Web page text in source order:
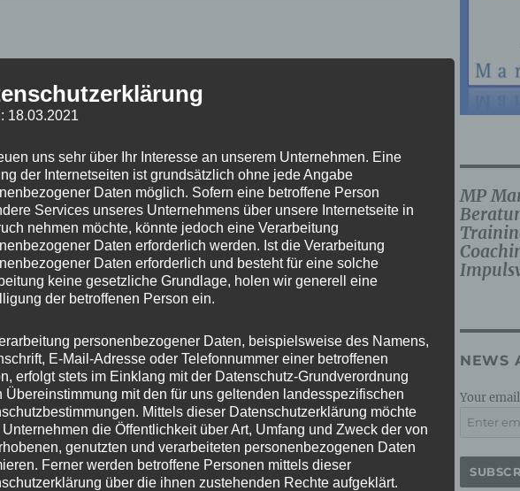
MP
NEWS
Your
18.03.2021
uns sehr über Ihr Interesse an unserem Unternehmen. Eine
der Internetseiten ist grundsätzlich ohne jede Angabe
Daten möglich. Sofern eine betroffene Person
Services unseres Unternehmens über unsere Internetseite in
nehmen möchte, könnte jedoch eine Verarbeitung
Daten erforderlich werden. Ist die Verarbeitung
Daten erforderlich und besteht für eine solche
keine gesetzliche Grundlage, holen wir generell eine
der betroffenen Person ein.
personenbezogener Daten, beispielsweise des Namens,
E-Mail-Adresse oder Telefonnummer einer betroffenen
erfolgt stets im Einklang mit der Datenschutz-Grundverordnung
Übereinstimmung mit den für uns geltenden landesspezifischen
Mittels dieser Datenschutzerklärung möchte
Unternehmen die Öffentlichkeit über Art, Umfang und Zweck der von
genutzten und verarbeiteten personenbezogenen Daten
Ferner werden betroffene Personen mittels dieser
über die ihnen zustehenden Rechte aufgeklärt.